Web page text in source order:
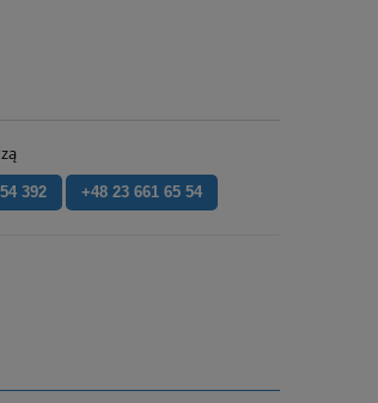
392 +48 23 661 65 54